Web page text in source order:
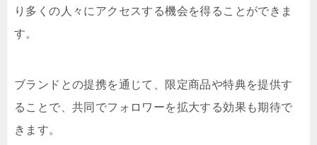
り多くの人々にアクセスする機会を得ることができま
す。
ブランドとの提携を通じて、限定商品や特典を提供す
ることで、共同でフォロワーを拡大する効果も期待で
きます。